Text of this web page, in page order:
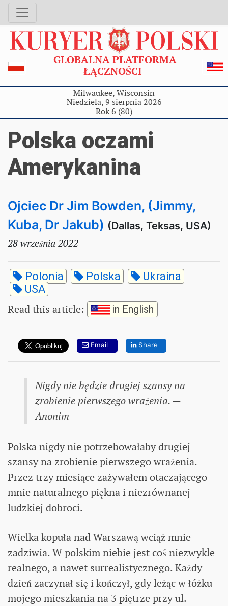
GLOBALNA PLATFORMA
ŁĄCZNOŚCI
Milwaukee, Wisconsin
Niedziela, 9 sierpnia 2026
Rok 6 (80)
Polska oczami
Amerykanina
Ojciec Dr Jim Bowden, (Jimmy,
Kuba, Dr Jakub) (Dallas, Teksas, USA)
28 września 2022
Polonia Polska
Ukraina
USA
Read this article: in English
Email Share
Nigdy nie będzie drugiej szansy na
zrobienie pierwszego wrażenia. —
Anonim
Polska nigdy nie potrzebowałaby drugiej
szansy na zrobienie pierwszego wrażenia.
Przez trzy miesiące zażywałem otaczającego
mnie naturalnego piękna i niezrównanej
ludzkiej dobroci.
Wielka kopuła nad Warszawą wciąż mnie
zadziwia. W polskim niebie jest coś niezwykle
realnego, a nawet surrealistycznego. Każdy
dzień zaczynał się i kończył, gdy leżąc w łóżku
mojego mieszkania na 3 piętrze przy ul.